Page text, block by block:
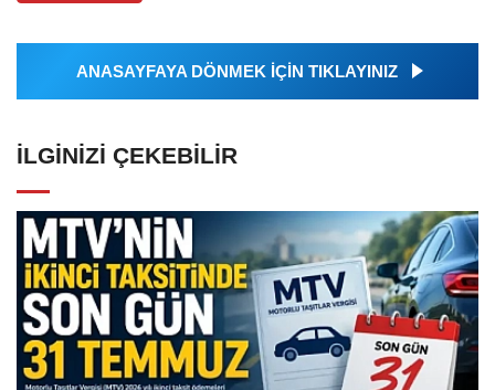
ANASAYFAYA DÖNMEK İÇİN TIKLAYINIZ
İLGINIZI ÇEKEBILIR